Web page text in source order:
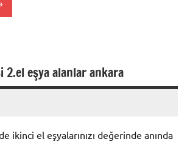
2.el eşya alanlar ankara
ikinci el eşyalarınızı değerinde anında